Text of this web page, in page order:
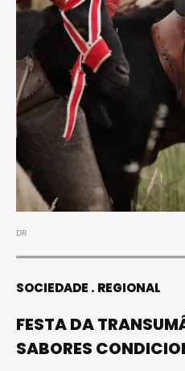
DR
SOCIEDADE REGIONAL
FESTA DA
SABORES